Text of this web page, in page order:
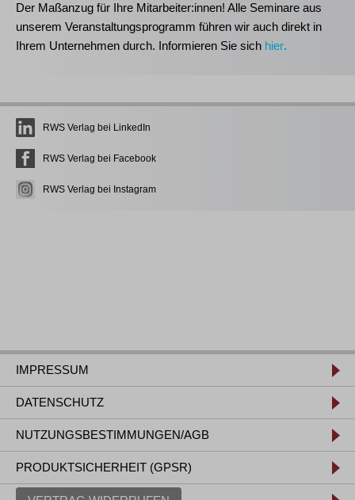
Der Maßanzug für Ihre Mitarbeiter:innen! Alle Seminare aus
unserem Veranstaltungsprogramm führen wir auch direkt in
Ihrem Unternehmen durch. Informieren Sie sich hier.
RWS Verlag bei LinkedIn
RWS Verlag bei Facebook
RWS Verlag bei Instagram
IMPRESSUM
DATENSCHUTZ
NUTZUNGSBESTIMMUNGEN/AGB
PRODUKTSICHERHEIT (GPSR)